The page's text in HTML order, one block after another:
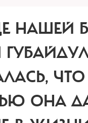
НАШЕЙ
ЧТО
ОНА